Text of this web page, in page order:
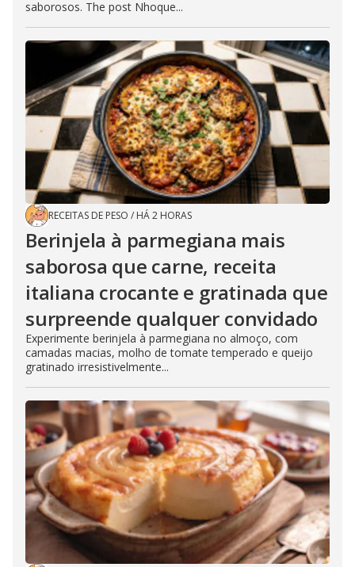
saborosos. The post Nhoque...
RECEITAS DE PESO / HÁ 2 HORAS
Berinjela à parmegiana mais
saborosa que carne, receita
italiana crocante e gratinada que
surpreende qualquer convidado
Experimente berinjela à parmegiana no almoço, com
camadas macias, molho de tomate temperado e queijo
gratinado irresistivelmente...